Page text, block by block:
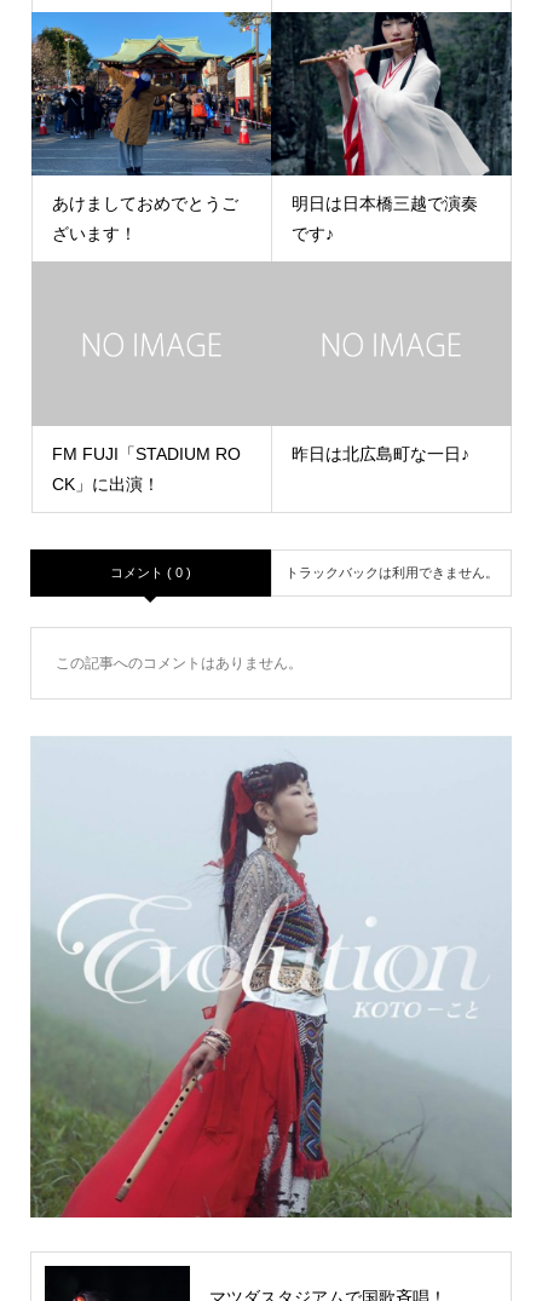
あけましておめでとうご
ざいます！
明日は日本橋三越で演奏
です♪
FM FUJI「STADIUM RO
CK」に出演！
昨日は北広島町な一日♪
コメント ( 0 ) トラックバックは利用できません。
この記事へのコメントはありません。